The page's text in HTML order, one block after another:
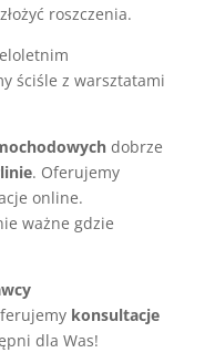
roszczenia.
ściśle z warsztatami
dobrze
. Oferujemy
online.
ważne gdzie
konsultacje
dla Was!